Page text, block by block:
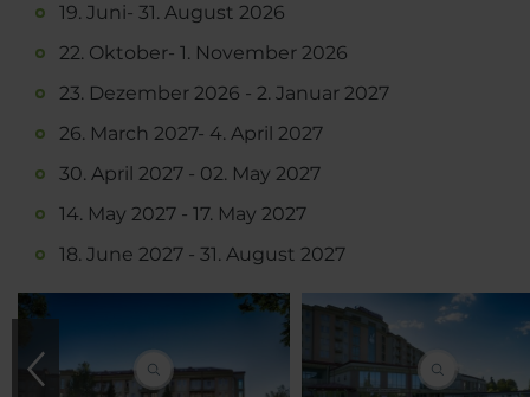
19. Juni- 31. August 2026
22. Oktober- 1. November 2026
23. Dezember 2026 - 2. Januar 2027
26. March 2027- 4. April 2027
30. April 2027 - 02. May 2027
14. May 2027 - 17. May 2027
18. June 2027 - 31. August 2027